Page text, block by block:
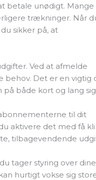
betale unødigt. Mange
trækninger. Når
sikker på, at
Ved at afmelde
behov. Det er en vigtig
både kort og lang
til dit
aktivere det med få
tilbagevendende
tager styring over dine
hurtigt vokse sig